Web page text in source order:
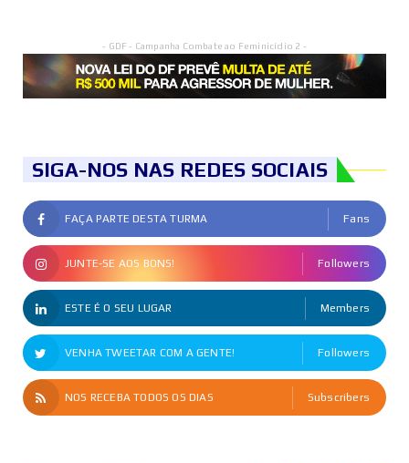
- GDF - Campanha Combate ao Feminicídio 2 -
SIGA-NOS NAS REDES SOCIAIS
FAÇA PARTE DESTA TURMA Fans
JUNTE-SE AOS BONS! Followers
ESTE É O SEU LUGAR Members
VENHA TWEETAR COM A GENTE! Followers
NOS RECEBA TODOS OS DIAS Subscribers